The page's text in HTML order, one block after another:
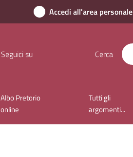
Accedi all'area personale
Seguici su Cerca
Albo Pretorio
online
Tutti gli
argomenti...